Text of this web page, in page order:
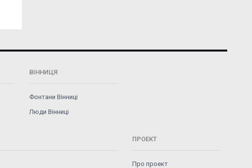
ВІННИЦЯ
Фонтани Вінниці
Люди Вінниці
ПРОЕКТ
Про проект